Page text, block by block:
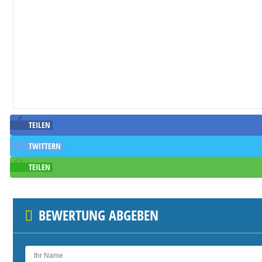
TEILEN
TWITTERN
TEILEN
BEWERTUNG ABGEBEN